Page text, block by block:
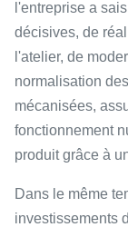
l'entreprise a
décisives, de
l'atelier, de
normalisation
mécanisées,
fonctionnement
produit grâce à
Dans le même
investissements